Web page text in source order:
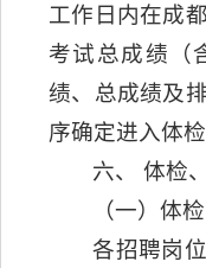
工作日内在成
考试总成绩（
绩、总成绩及
序确定进入体
六、 体检
（一）体检
各招聘岗